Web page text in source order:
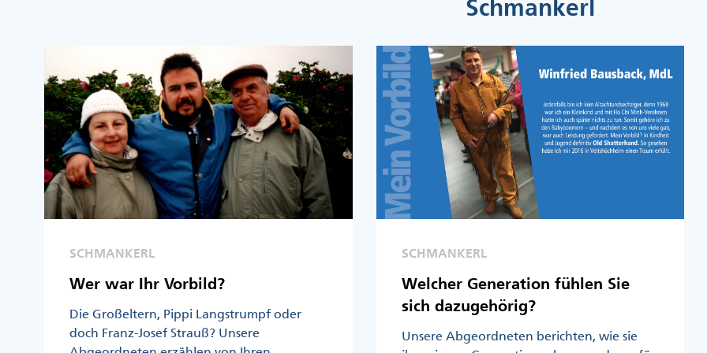
Schmankerl
SCHMANKERL
Wer war Ihr Vorbild?
Die Großeltern, Pippi Langstrumpf oder
doch Franz-Josef Strauß? Unsere
SCHMANKERL
Welcher Generation fühlen Sie
sich dazugehörig?
Unsere Abgeordneten berichten, wie sie